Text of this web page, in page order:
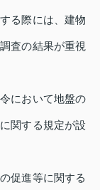
る際には、建物
査の結果が重視
において地盤の
関する規定が設
促進等に関する